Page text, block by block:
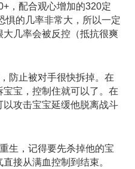
，配合观心增加的320定
惧的几率非常大，所以一定
几率会被反控（抵抗很爽
防止被对手很快拆掉。在
宝，控制住就可以了。在
攻击宝宝延缓他脱离战斗
生，记得要先杀掉他的宝
接从满血控制到结束。